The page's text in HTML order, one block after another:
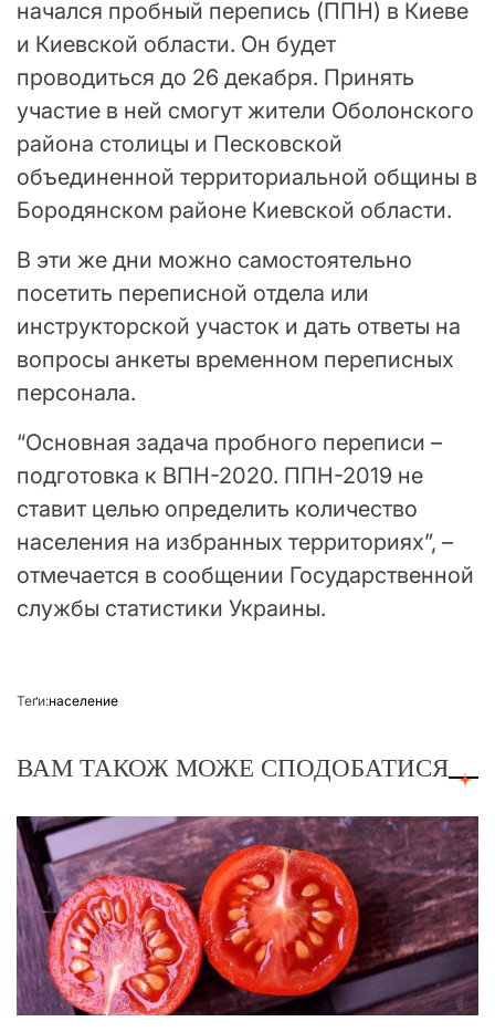
начался пробный перепись (ППН) в Киеве
и Киевской области. Он будет
проводиться до 26 декабря. Принять
участие в ней смогут жители Оболонского
района столицы и Песковской
объединенной территориальной общины в
Бородянском районе Киевской области.
В эти же дни можно самостоятельно
посетить переписной отдела или
инструкторской участок и дать ответы на
вопросы анкеты временном переписных
персонала.
“Основная задача пробного переписи –
подготовка к ВПН-2020. ППН-2019 не
ставит целью определить количество
населения на избранных территориях”, –
отмечается в сообщении Государственной
службы статистики Украины.
Теґи:население
ВАМ ТАКОЖ МОЖЕ СПОДОБАТИСЯ